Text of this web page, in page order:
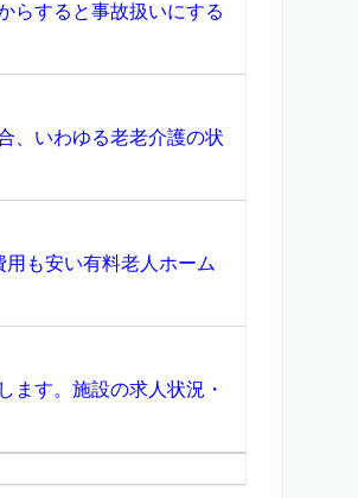
らすると事故扱いにする
、いわゆる老老介護の状
も安い有料老人ホーム
ます。施設の求人状況・